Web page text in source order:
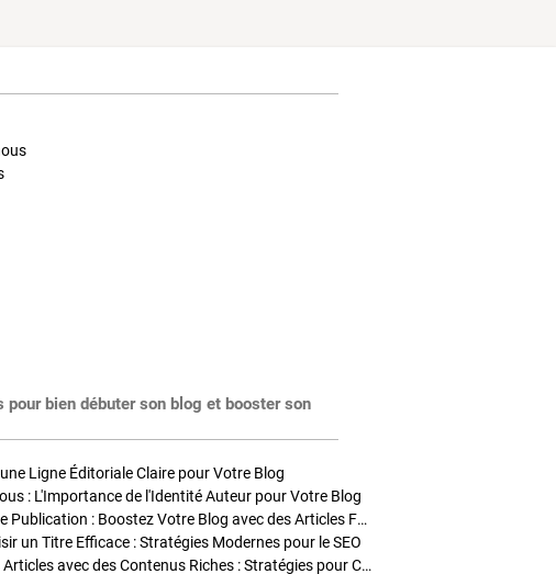
pour bien débuter son blog et booster son
Ligne Éditoriale Claire pour Votre Blog
: L'Importance de l'Identité Auteur pour Votre Blog
Stratégies de Publication : Boostez Votre Blog avec des Articles Fréquents et Exclusifs
un Titre Efficace : Stratégies Modernes pour le SEO
Enrichir Vos Articles avec des Contenus Riches : Stratégies pour Captiver et Optimiser